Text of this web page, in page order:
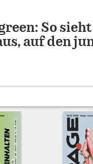
So
auf den